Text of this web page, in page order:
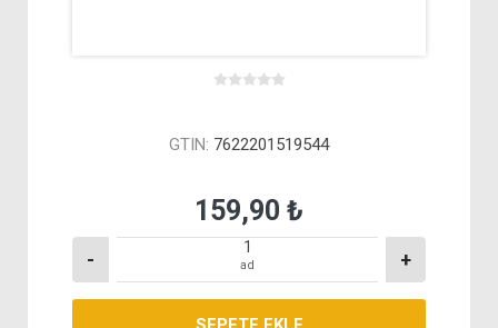
GTIN: 7622201519544
159,90 ₺
- ad +